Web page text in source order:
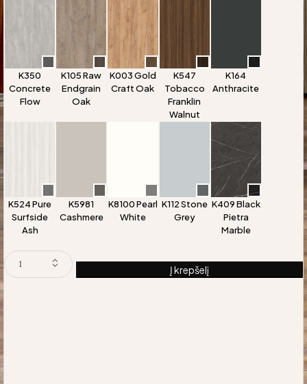
K350
Concrete
Flow
K105 Raw
Endgrain
Oak
K003 Gold
Craft Oak
K547
Tobacco
Franklin
Walnut
K164
Anthracite
K524 Pure
Surfside
Ash
K5981
Cashmere
K8100 Pearl
White
K112 Stone
Grey
K409 Black
Pietra
Marble
Į krepšelį